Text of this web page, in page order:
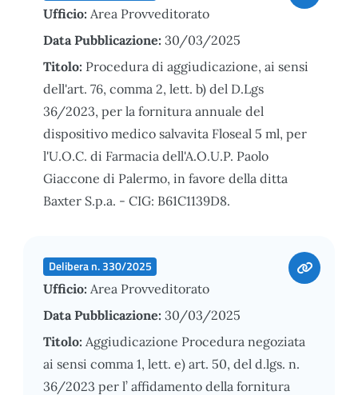
Ufficio: Area Provveditorato
Data Pubblicazione: 30/03/2025
Titolo: Procedura di aggiudicazione, ai sensi
dell'art. 76, comma 2, lett. b) del D.Lgs
36/2023, per la fornitura annuale del
dispositivo medico salvavita Floseal 5 ml, per
l'U.O.C. di Farmacia dell'A.O.U.P. Paolo
Giaccone di Palermo, in favore della ditta
Baxter S.p.a. - CIG: B61C1139D8.
Delibera n. 330/2025
Ufficio: Area Provveditorato
Data Pubblicazione: 30/03/2025
Titolo: Aggiudicazione Procedura negoziata
ai sensi comma 1, lett. e) art. 50, del d.lgs. n.
36/2023 per l’ affidamento della fornitura